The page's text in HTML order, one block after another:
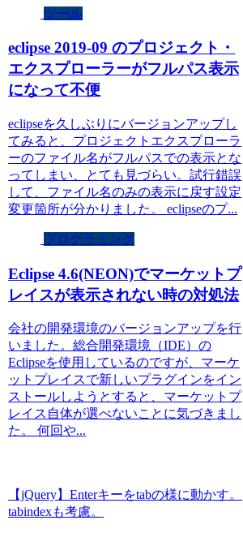
ツール
eclipse 2019-09 のプロジェクト・
エクスプローラーがフルパス表示
になって不便
eclipseを久しぶりにバージョンアップし
てみると、プロジェクトエクスプローラ
ーのファイル名がフルパスでの表示とな
ってしまい、とても見づらい。試行錯誤
して、ファイル名のみの表示に戻す設定
変更箇所が分かりました。 eclipseのプ...
プログラミング
Eclipse 4.6(NEON)でマーケットプ
レイスが表示されない時の対処法
会社の開発環境のバージョンアップを行
いました。総合開発環境（IDE）の
Eclipseを使用しているのですが、マーケ
ットプレイスで新しいプラグインをイン
ストールしようとすると、マーケットプ
レイス自体が選べないことに気づきまし
た。 何回や...
【jQuery】Enterキーをtabの様に動かす。
tabindexも考慮。